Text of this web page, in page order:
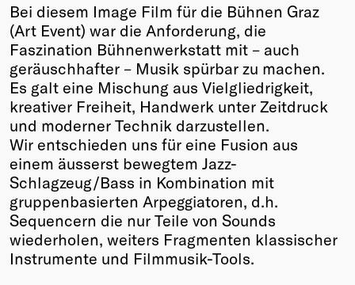
Bei diesem Image Film für die Bühnen Graz
(Art Event) war die Anforderung, die
Faszination Bühnenwerkstatt mit – auch
geräuschhafter – Musik spürbar zu machen.
Es galt eine Mischung aus Vielgliedrigkeit,
kreativer Freiheit, Handwerk unter Zeitdruck
und moderner Technik darzustellen.
Wir entschieden uns für eine Fusion aus
einem äusserst bewegtem Jazz-
Schlagzeug/Bass in Kombination mit
gruppenbasierten Arpeggiatoren, d.h.
Sequencern die nur Teile von Sounds
wiederholen, weiters Fragmenten klassischer
Instrumente und Filmmusik-Tools.